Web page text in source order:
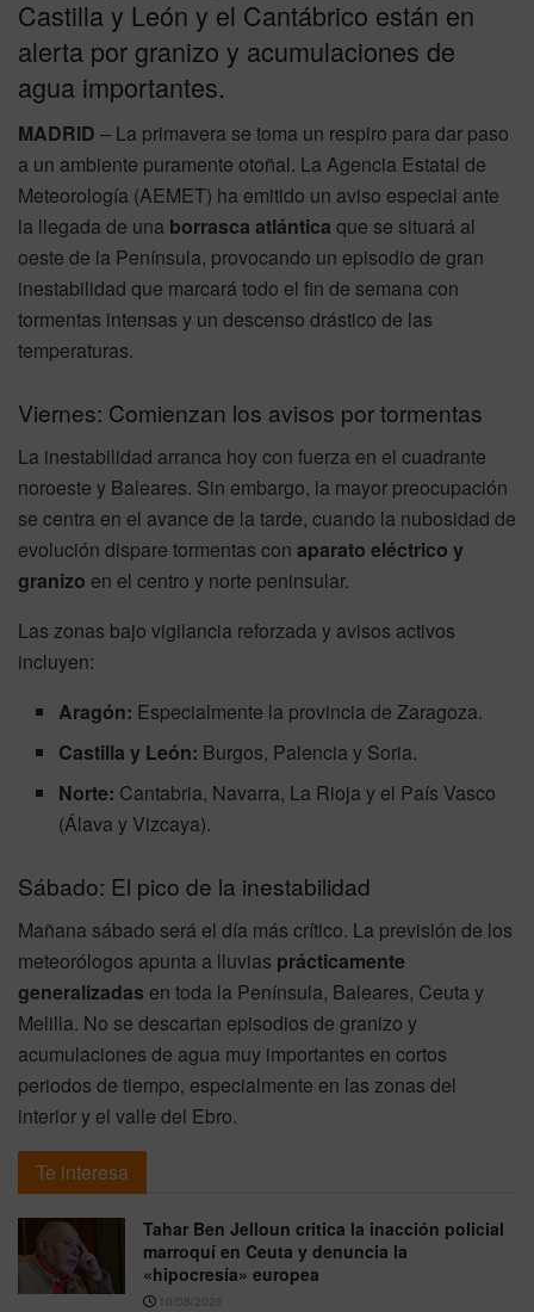
Castilla y León y el Cantábrico están en
alerta por granizo y acumulaciones de
agua importantes.
MADRID – La primavera se toma un respiro para dar paso
a un ambiente puramente otoñal. La Agencia Estatal de
Meteorología (AEMET) ha emitido un aviso especial ante
la llegada de una borrasca atlántica que se situará al
oeste de la Península, provocando un episodio de gran
inestabilidad que marcará todo el fin de semana con
tormentas intensas y un descenso drástico de las
temperaturas.
Viernes: Comienzan los avisos por tormentas
La inestabilidad arranca hoy con fuerza en el cuadrante
noroeste y Baleares. Sin embargo, la mayor preocupación
se centra en el avance de la tarde, cuando la nubosidad de
evolución dispare tormentas con aparato eléctrico y
granizo en el centro y norte peninsular.
Las zonas bajo vigilancia reforzada y avisos activos
incluyen:
Aragón: Especialmente la provincia de Zaragoza.
Castilla y León: Burgos, Palencia y Soria.
Norte: Cantabria, Navarra, La Rioja y el País Vasco
(Álava y Vizcaya).
Sábado: El pico de la inestabilidad
Mañana sábado será el día más crítico. La previsión de los
meteorólogos apunta a lluvias prácticamente
generalizadas en toda la Península, Baleares, Ceuta y
Melilla. No se descartan episodios de granizo y
acumulaciones de agua muy importantes en cortos
periodos de tiempo, especialmente en las zonas del
interior y el valle del Ebro.
Te interesa
Tahar Ben Jelloun critica la inacción policial
marroquí en Ceuta y denuncia la
«hipocresía» europea
10/08/2026